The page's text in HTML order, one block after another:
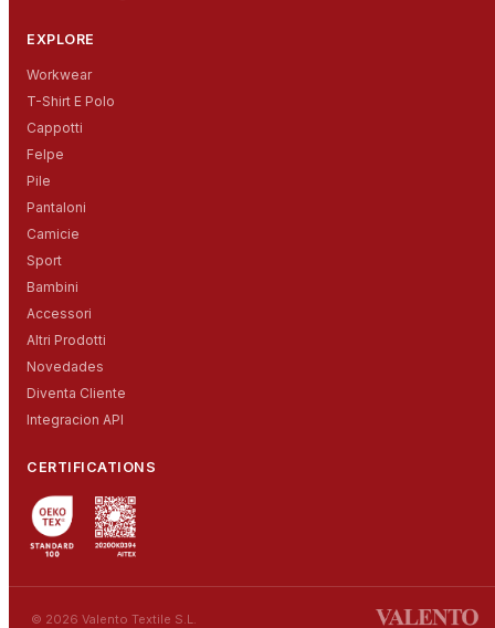
EXPLORE
Workwear
T-Shirt E Polo
Cappotti
Felpe
Pile
Pantaloni
Camicie
Sport
Bambini
Accessori
Altri Prodotti
Novedades
Diventa Cliente
Integracion API
CERTIFICATIONS
© 2026 Valento Textile S.L.